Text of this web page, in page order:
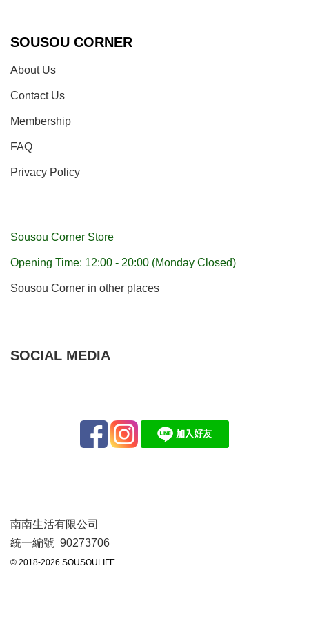
SOUSOU CORNER
About Us
Contact Us
Membership
FAQ
Privacy Policy
Sousou Corner Store
Opening Time: 12:00 - 20:00 (Monday Closed)
Sousou Corner in other places
SOCIAL MEDIA
南南生活有限公司
統一編號 90273706
© 2018-2026 SOUSOULIFE